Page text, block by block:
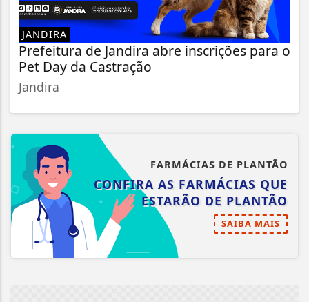
JANDIRA
Prefeitura de Jandira abre inscrições para o
Pet Day da Castração
Jandira
FARMÁCIAS DE PLANTÃO
CONFIRA AS FARMÁCIAS QUE
ESTARÃO DE PLANTÃO
SAIBA MAIS